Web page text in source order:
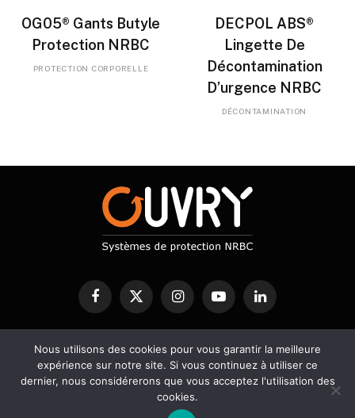
OG05® Gants Butyle
Protection NRBC
PROTECTION CORPORELLE
DECPOL ABS®
Lingette De
Décontamination
D’urgence NRBC
DÉCONTAMINATION
FacebookX
InstagramYouTubeLinkedIn
PROTECTION NRBC DECONTAMINATION DETECTION
Nous utilisons des cookies pour vous garantir la meilleure
expérience sur notre site. Si vous continuez à utiliser ce
dernier, nous considérerons que vous acceptez l'utilisation des
cookies.